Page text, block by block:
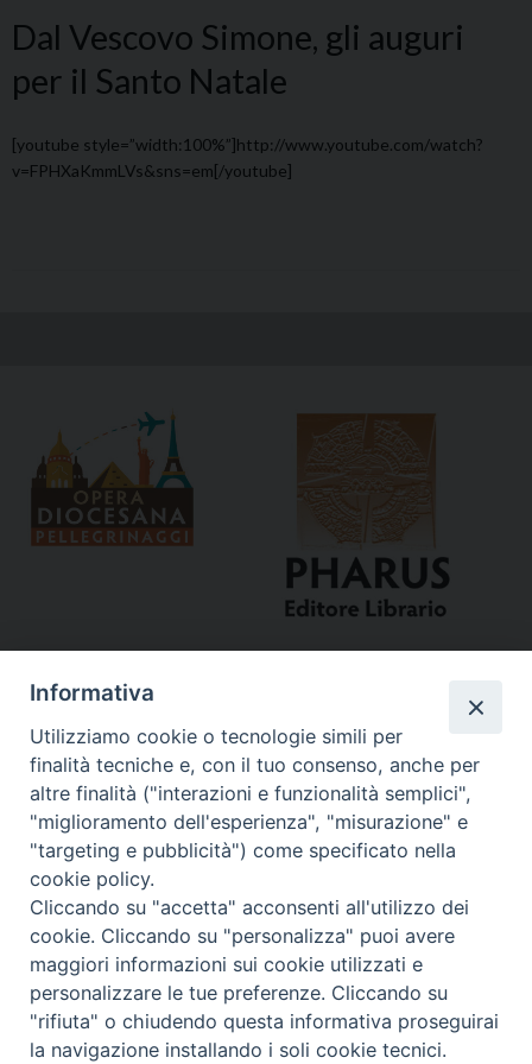
Dal Vescovo Simone, gli auguri
per il Santo Natale
[youtube style=”width:100%”]http://www.youtube.com/watch?
v=FPHXaKmmLVs&sns=em[/youtube]
Curia
Via del Seminario, 61 - 57122 Livorno LI
Tel. 0586 276211
Fax 0586 276243
segreve@livorno.chiesacattolica.it
Copyright © Diocesi Livorno
Informativa
Utilizziamo cookie o tecnologie simili per
finalità tecniche e, con il tuo consenso, anche per
altre finalità ("interazioni e funzionalità semplici",
"miglioramento dell'esperienza", "misurazione" e
"targeting e pubblicità") come specificato nella
cookie policy.
Cliccando su "accetta" acconsenti all'utilizzo dei
cookie. Cliccando su "personalizza" puoi avere
maggiori informazioni sui cookie utilizzati e
personalizzare le tue preferenze. Cliccando su
"rifiuta" o chiudendo questa informativa proseguirai
la navigazione installando i soli cookie tecnici.